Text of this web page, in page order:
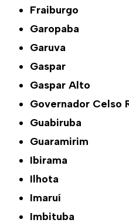
Fraiburgo
Garopaba
Garuva
Gaspar
Gaspar Alto
Governador Celso
Guabiruba
Guaramirim
Ibirama
Ilhota
Imaruí
Imbituba